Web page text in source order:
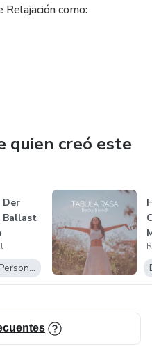
como:
la Universidad, como a lo
de:
quien creó este
Desarrollo Personal